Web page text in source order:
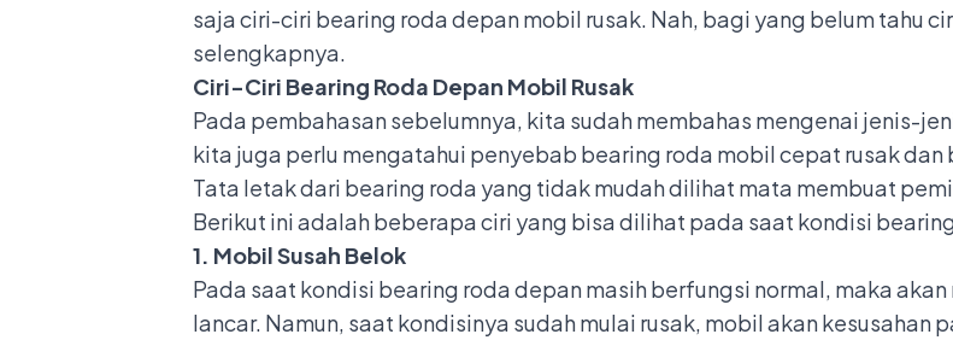
saja ciri-ciri bearing roda depan mobil rusak. Nah, bagi yang belum tahu
selengkapnya.
Ciri-Ciri Bearing Roda Depan Mobil Rusak
Pada pembahasan sebelumnya, kita sudah membahas mengenai jenis-
kita juga perlu mengatahui penyebab bearing roda mobil cepat rusakdan
Tata letak dari bearing roda yang tidak mudah dilihat mata membuat
Berikut ini adalah beberapa ciri yang bisa dilihat pada saat kondisi
1. Mobil Susah Belok
Pada saat kondisi bearing roda depan masih berfungsi normal, maka
lancar. Namun, saat kondisinya sudah mulai rusak, mobil akan kesusahan